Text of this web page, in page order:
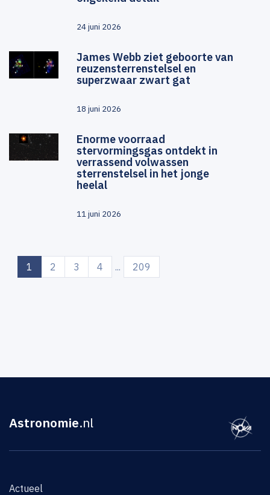
24 juni 2026
James Webb ziet geboorte van
reuzensterrenstelsel en
superzwaar zwart gat
18 juni 2026
Enorme voorraad
stervormingsgas ontdekt in
verrassend volwassen
sterrenstelsel in het jonge
heelal
11 juni 2026
1 (current)
2 3 4 ... 209
Astronomie.nl
Actueel